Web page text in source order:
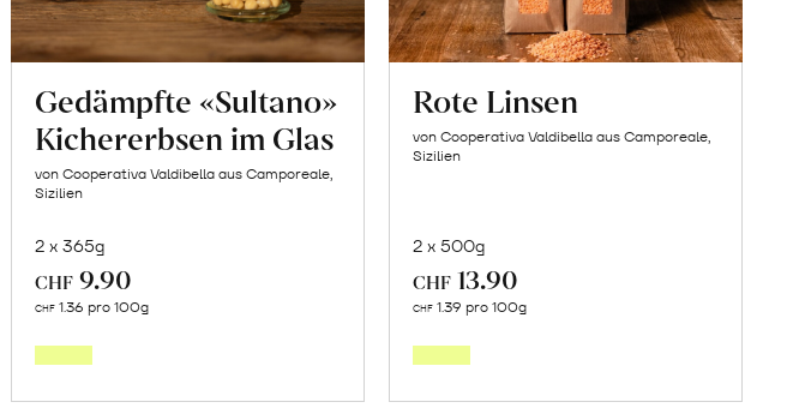
Gedämpfte «Sultano»
Kichererbsen im Glas
von Cooperativa Valdibella aus Camporeale,
Sizilien
2 x 365g
CHF 9.90
CHF 1.36 pro 100g
Rote Linsen
von Cooperativa Valdibella aus Camporeale,
Sizilien
2 x 500g
CHF 13.90
CHF 1.39 pro 100g